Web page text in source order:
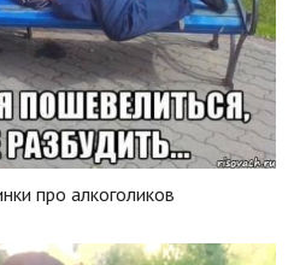
про алкоголиков